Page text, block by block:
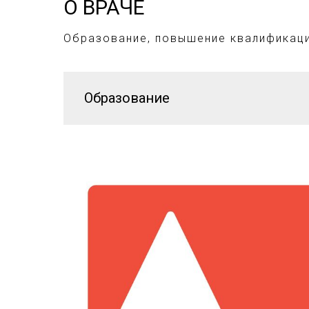
О ВРАЧЕ
Образование, повышение
Образование